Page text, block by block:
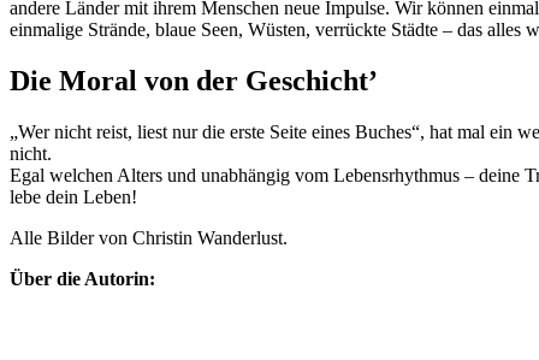
andere Länder mit ihrem Menschen neue Impulse. Wir können
einmalige Strände, blaue Seen, Wüsten, verrückte Städte – das alles
Die Moral von der Geschicht’
„Wer nicht reist, liest nur die erste Seite eines Buches“, hat mal ein
nicht.
Egal welchen Alters und unabhängig vom Lebensrhythmus – deine
lebe dein Leben!
Alle Bilder von Christin Wanderlust.
Über die Autorin: